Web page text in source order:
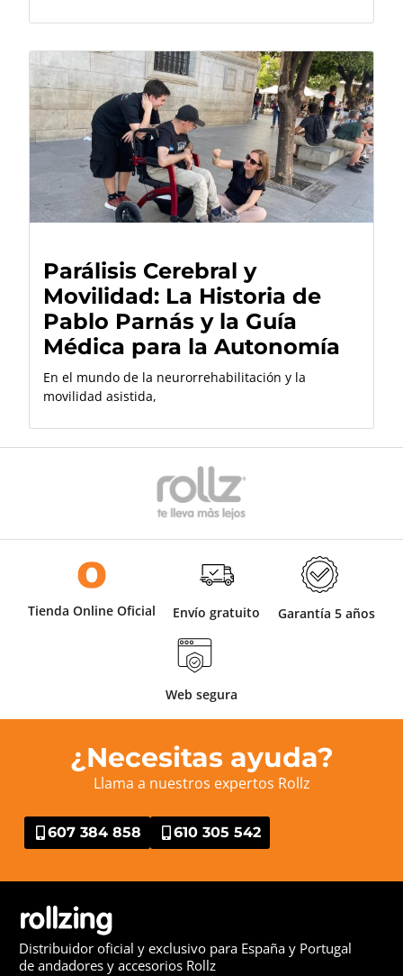
Parálisis Cerebral y
Movilidad: La Historia de
Pablo Parnás y la Guía
Médica para la Autonomía
En el mundo de la neurorrehabilitación y la
movilidad asistida,
Tienda Online Oficial Envío gratuito Garantía 5 años
Web segura
¿Necesitas ayuda?
Llama a nuestros expertos Rollz
607 384 858 610 305 542
Distribuidor oficial y exclusivo para España y Portugal
de andadores y accesorios Rollz